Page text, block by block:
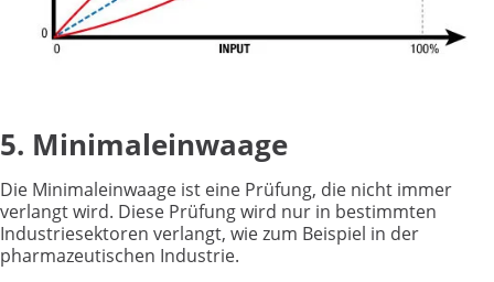
5. Minimaleinwaage
Die Minimaleinwaage ist eine Prüfung, die nicht immer
verlangt wird. Diese Prüfung wird nur in bestimmten
Industriesektoren verlangt, wie zum Beispiel in der
pharmazeutischen Industrie.